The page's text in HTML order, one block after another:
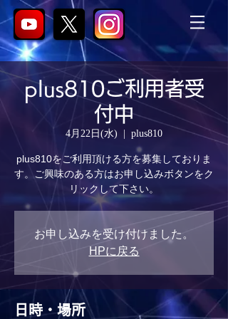
plus810ご利用者受
付中
4月22日(水) plus810
plus810をご利用頂ける方を募集しておりま
す。ご興味のある方はお申し込みボタンをク
リックして下さい。
お申し込みを受け付けました。
HPに戻る
日時・場所